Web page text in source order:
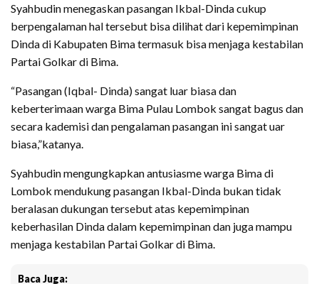
Syahbudin menegaskan pasangan Ikbal-Dinda cukup
berpengalaman hal tersebut bisa dilihat dari kepemimpinan
Dinda di Kabupaten Bima termasuk bisa menjaga kestabilan
Partai Golkar di Bima.
“Pasangan (Iqbal- Dinda) sangat luar biasa dan
keberterimaan warga Bima Pulau Lombok sangat bagus dan
secara kademisi dan pengalaman pasangan ini sangat uar
biasa,”katanya.
Syahbudin mengungkapkan antusiasme warga Bima di
Lombok mendukung pasangan Ikbal-Dinda bukan tidak
beralasan dukungan tersebut atas kepemimpinan
keberhasilan Dinda dalam kepemimpinan dan juga mampu
menjaga kestabilan Partai Golkar di Bima.
Baca Juga: